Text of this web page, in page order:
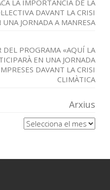
LA IMPORTÀNCIA DE LA
DAVANT LA CRISI
JORNADA A MANRESA
DEL PROGRAMA «AQUÍ LA
EN UNA JORNADA
DAVANT LA CRISI
CLIMÀTICA
Arxius
Arxius